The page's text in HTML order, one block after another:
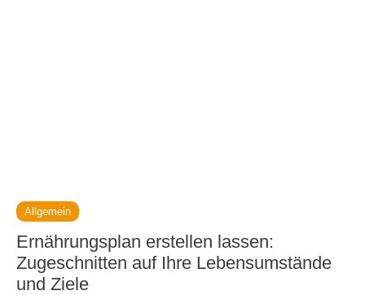
Allgemein
Ernährungsplan erstellen lassen:
Zugeschnitten auf Ihre Lebensumstände
und Ziele